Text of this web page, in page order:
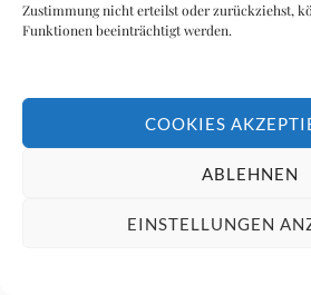
Zustimmung nicht erteilst oder zurückziehst,
Funktionen beeinträchtigt werden.
COOKIES
ABLEHNEN
EINSTELLUNGEN
Patrick Hemingway
Hemingway: Die Enkel-
499 Aufrufe